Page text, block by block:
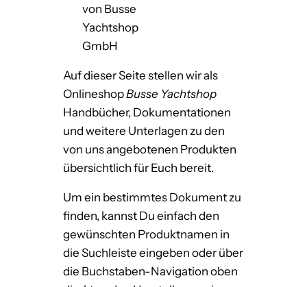
von Busse
Yachtshop
GmbH
Auf dieser Seite stellen wir als
OnlineshopBusse Yachtshop
Handbücher, Dokumentationen
und weitere Unterlagen zu den
von uns angebotenen Produkten
übersichtlich für Euch bereit.
Um ein bestimmtes Dokument zu
finden, kannst Du einfach den
gewünschten Produktnamen in
die Suchleiste eingeben oder über
die Buchstaben-Navigation oben